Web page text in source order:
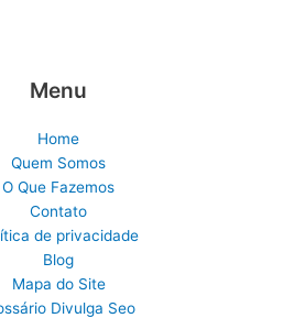
Menu
Home
Quem Somos
O Que Fazemos
Contato
de privacidade
Blog
Mapa do Site
Divulga Seo